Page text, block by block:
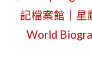
記檔案館｜星
World